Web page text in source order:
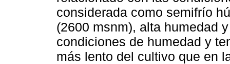
considerada como semifrío
(2600 msnm), alta humedad
condiciones de humedad y
más lento del cultivo que en